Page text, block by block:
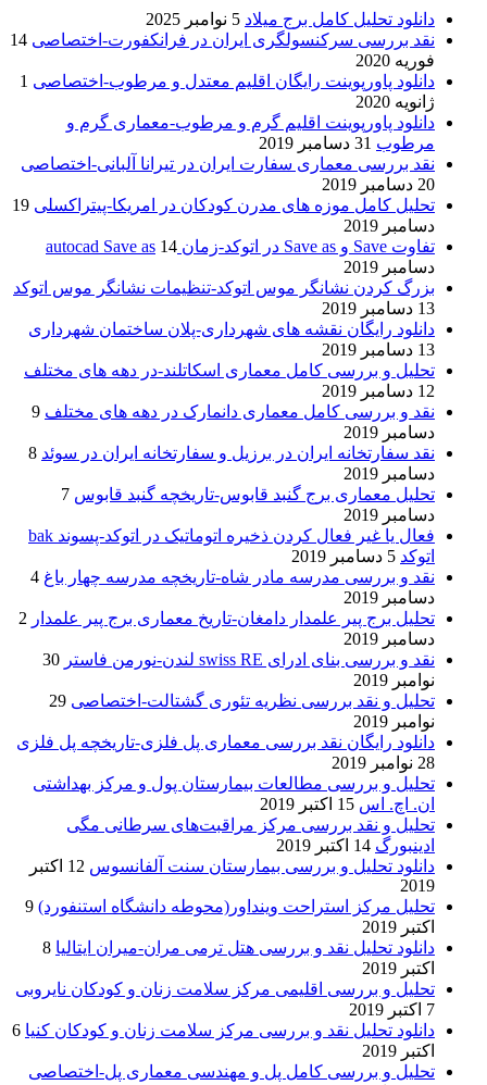
دانلود تحلیل کامل برج میلاد 5 نوامبر 2025
نقد بررسی سرکنسولگری ایران در فرانکفورت-اختصاصی 14
فوریه 2020
دانلود پاورپوینت رایگان اقلیم معتدل و مرطوب-اختصاصی 1
ژانویه 2020
دانلود پاورپوینت اقلیم گرم و مرطوب-معماری گرم و
مرطوب 31 دسامبر 2019
نقد بررسی معماری سفارت ایران در تیرانا آلبانی-اختصاصی
20 دسامبر 2019
تحلیل کامل موزه های مدرن کودکان در امریکا-پیتراکسلی 19
دسامبر 2019
تفاوت Save و Save as در اتوکد-زمان autocad Save as
14
دسامبر 2019
بزرگ کردن نشانگر موس اتوکد-تنظیمات نشانگر موس اتوکد
13 دسامبر 2019
دانلود رایگان نقشه های شهرداری-پلان ساختمان شهرداری
13 دسامبر 2019
تحلیل و بررسی کامل معماری اسکاتلند-در دهه های مختلف
12 دسامبر 2019
نقد و بررسی کامل معماری دانمارک در دهه های مختلف 9
دسامبر 2019
نقد سفارتخانه ایران در برزیل و سفارتخانه ایران در سوئد 8
دسامبر 2019
تحلیل معماری برج گنبد قابوس-تاریخچه گنبد قابوس 7
دسامبر 2019
فعال یا غیر فعال کردن ذخیره اتوماتیک در اتوکد-پسوند bak
اتوکد 5 دسامبر 2019
نقد و بررسی مدرسه مادر شاه-تاریخچه مدرسه چهار باغ 4
دسامبر 2019
تحلیل برج پیر علمدار دامغان-تاریخ معماری برج پیر علمدار 2
دسامبر 2019
نقد و بررسی بنای ادرای swiss RE لندن-نورمن فاستر
30
نوامبر 2019
تحلیل و نقد بررسی نظریه تئوری گشتالت-اختصاصی 29
نوامبر 2019
دانلود رایگان نقد بررسی معماری پل فلزی-تاریخچه پل فلزی
28 نوامبر 2019
تحلیل و بررسی مطالعات بیمارستان پول و مرکز بهداشتی
ان. اچ. اس 15 اکتبر 2019
تحلیل و نقد بررسی مرکز مراقبت‌های سرطانی مگی
ادینبورگ 14 اکتبر 2019
دانلود تحلیل و بررسی بیمارستان سنت آلفانسوس
12 اکتبر
2019
تحلیل مرکز استراحت وینداور(محوطه دانشگاه استنفورد) 9
اکتبر 2019
دانلود تحلیل نقد و بررسی هتل ترمی مران-میران ایتالیا 8
اکتبر 2019
تحلیل و بررسی اقلیمی مرکز سلامت زنان و کودکان نایروبی
7 اکتبر 2019
دانلود تحلیل نقد و بررسی مرکز سلامت زنان و کودکان کنیا 6
اکتبر 2019
تحلیل و بررسی کامل پل و مهندسی معماری پل-اختصاصی